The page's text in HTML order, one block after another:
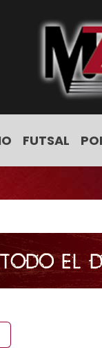
FUTSAL